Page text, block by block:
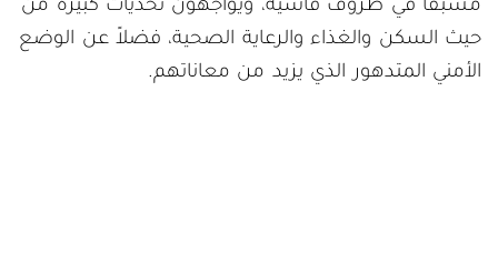
مسبقاً في ظروف قاسية، ويواجهون تحديات كبيرة من
حيث السكن والغذاء والرعاية الصحية، فضلاً عن الوضع
الأمني المتدهور الذي يزيد من معاناتهم.